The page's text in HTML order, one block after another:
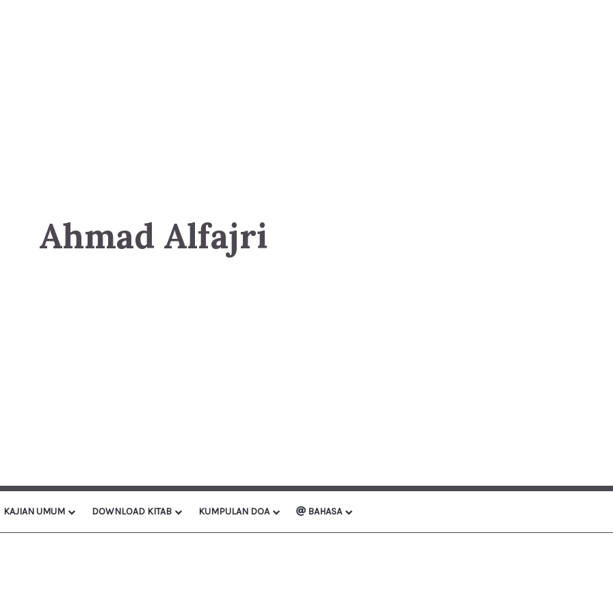
Ahmad Alfajri
KAJIAN UMUM DOWNLOAD KITAB KUMPULAN DOA BAHASA